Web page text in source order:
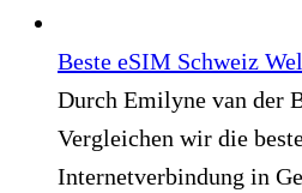
Beste eSIM Schweiz
Durch Emilyne van der
Vergleichen wir die
Internetverbindung in